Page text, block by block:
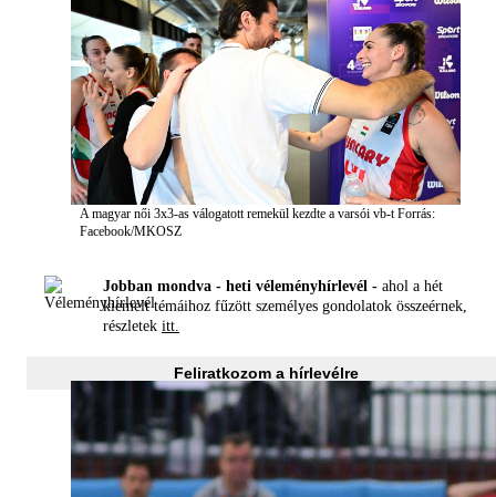
A magyar női 3x3-as válogatott remekül kezdte a varsói vb-tForrás:
Facebook/MKOSZ
Jobban mondva - heti véleményhírlevél - ahol a hét
kiemelt témáihoz fűzött személyes gondolatok összeérnek,
részletek itt.
Feliratkozom a hírlevélre